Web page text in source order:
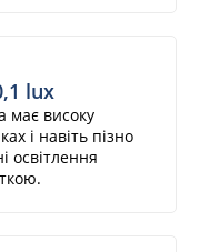
lux
має високу
і навіть пізно
освітлення